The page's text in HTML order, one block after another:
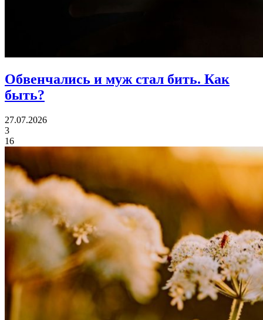
Обвенчались и муж стал бить. Как
быть?
27.07.2026
3
16